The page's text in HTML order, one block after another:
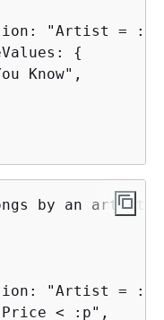
"Artist =
{
Know",
by an
"Artist =
< :p",